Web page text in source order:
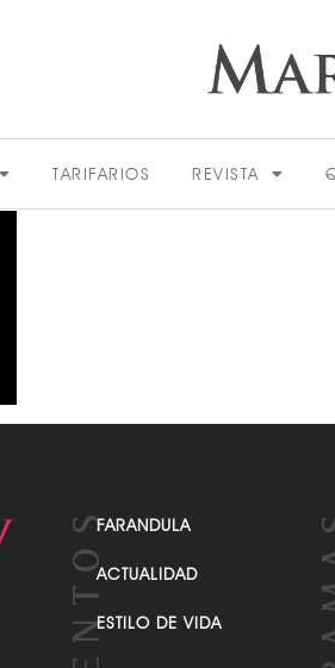
TARIFARIOS REVISTA
FARANDULA
ACTUALIDAD
ESTILO DE VIDA